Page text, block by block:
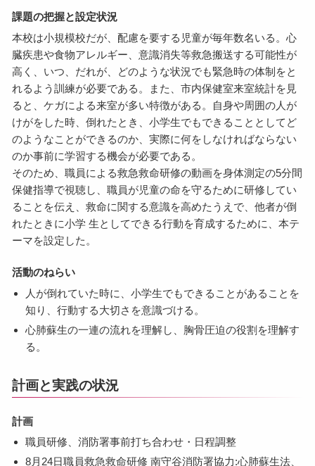
課題の把握と設定状況
本校は小規模校だが、配慮を要する児童が毎年数名いる。心
臓疾患や食物アレルギー、意識消失等救急搬送する可能性が
高く、いつ、だれが、どのような状況でも緊急時の体制をと
れるよう訓練が必要である。また、市内保健室来室統計を見
ると、ケガによる来室が多い特徴がある。自身や周囲の人が
けがをした時、倒れたとき、小学生でもできることとしてど
のようなことができるのか、実際に何をしなければならない
のか事前に学習する機会が必要である。
そのため、職員による救急救命研修の動画を身体測定の5分間
保健指導で視聴し、職員が児童の命を守るために研修してい
ることを伝え、救命に関する意識を高めたうえで、他者が倒
れたときに小学 生としてできる行動を育成するために、本テ
ーマを設定した。
活動のねらい
人が倒れていた時に、小学生でもできることがあることを
知り、行動する大切さを意識づける。
心肺蘇生の一連の流れを理解し、胸骨圧迫の役割を理解す
る。
計画と実践の状況
計画
職員研修、消防署事前打ち合わせ・日程調整
8月24日職員救急救命研修 南守谷消防署協力:心肺蘇生法、